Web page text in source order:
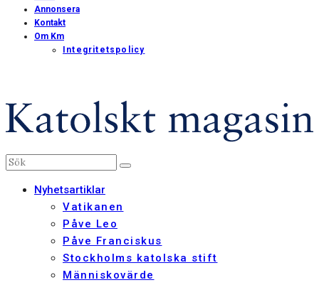
Annonsera
Kontakt
Om Km
Integritetspolicy
Nyhetsartiklar
Vatikanen
Påve Leo
Påve Franciskus
Stockholms katolska stift
Människovärde